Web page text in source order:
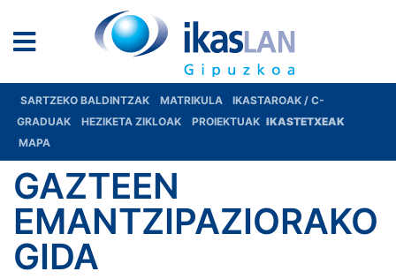
SARTZEKO BALDINTZAK MATRIKULA
IKASTAROAK / C-
GRADUAK
HEZIKETA ZIKLOAK PROIEKTUAK IKASTETXEAK
MAPA
GAZTEEN
EMANTZIPAZIORAKO
GIDA